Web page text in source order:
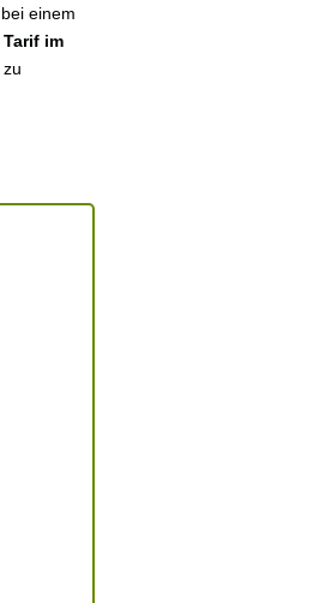
einem
im
zu